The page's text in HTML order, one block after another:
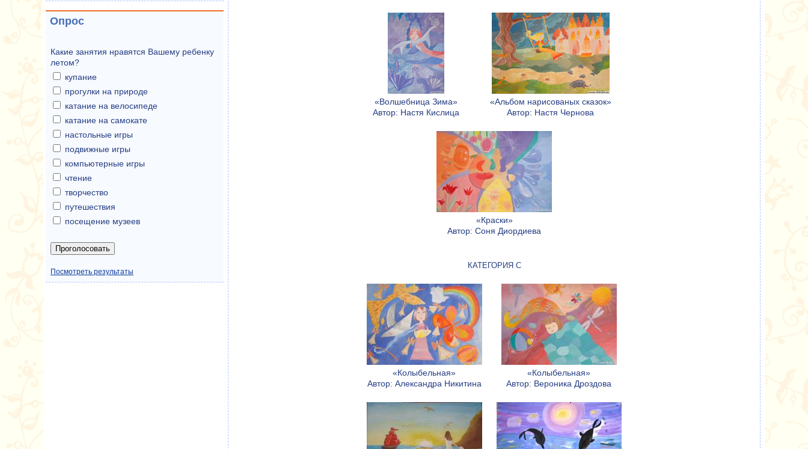
«Волшебница Зима»
Автор: Настя Кислица
«Альбом нарисованых сказок»
Автор: Настя Чернова
«Краски»
Автор: Соня Диордиева
КАТЕГОРИЯ C
«Колыбельная»
Автор: Александра Никитина
«Колыбельная»
Автор: Вероника Дроздова
Опрос
Какие занятия нравятся Вашему ребенку
летом?
купание
прогулки на природе
катание на велосипеде
катание на самокате
настольные игры
подвижные игры
компьютерные игры
чтение
творчество
путешествия
посещение музеев
Посмотреть результаты